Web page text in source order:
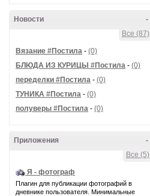
-
Новости
Все (87)
Вязание #Постила - (0)
БЛЮДА ИЗ КУРИЦЫ #Постила - (0)
переделки #Постила - (0)
ТУНИКА #Постила - (0)
полуверы #Постила - (0)
-
Приложения
Все (5)
Я - фотограф
Плагин для публикации фотографий в
дневнике пользователя. Минимальные